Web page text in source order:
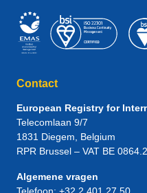
Contact
European Registry for
Telecomlaan 9/7
1831 Diegem , Belgium
RPR Brussel – VAT BE
Algemene vragen